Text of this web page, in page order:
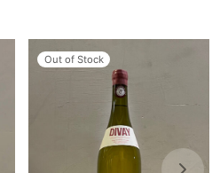
Out of Stock